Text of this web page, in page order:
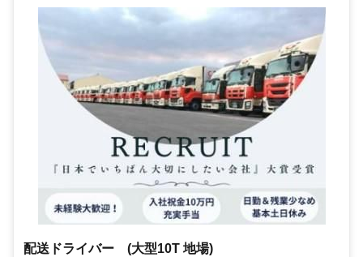
配送ドライバー (大型10T 地場)